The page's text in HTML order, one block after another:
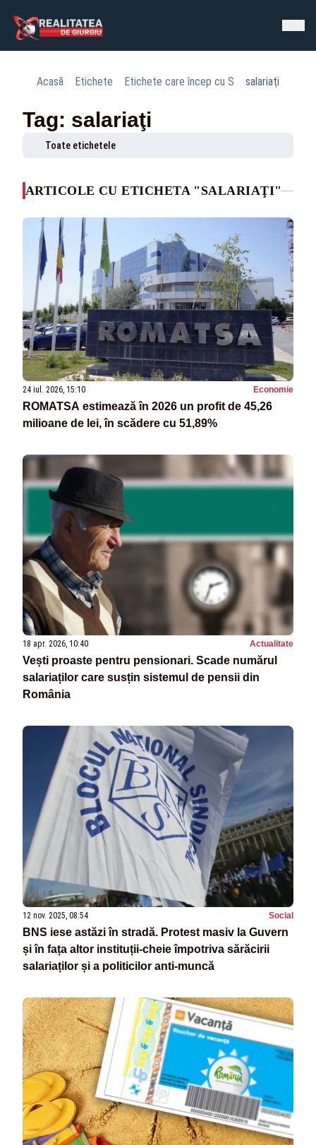
Acasă Etichete Etichete care încep cu S salariaţi
Tag: salariaţi
Toate etichetele
ARTICOLE CU ETICHETA "SALARIAŢI"
24 iul. 2026, 15:10 Economie
ROMATSA estimează în 2026 un profit de 45,26
milioane de lei, în scădere cu 51,89%
18 apr. 2026, 10:40 Actualitate
Vești proaste pentru pensionari. Scade numărul
salariaților care susțin sistemul de pensii din
România
12 nov. 2025, 08:54 Social
BNS iese astăzi în stradă. Protest masiv la Guvern
și în fața altor instituții-cheie împotriva sărăcirii
salariaților și a politicilor anti-muncă